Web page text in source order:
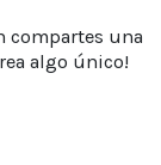
compartes una
algo único!